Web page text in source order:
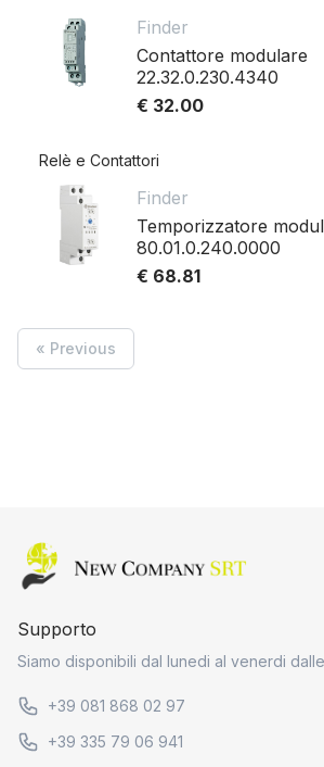
Finder
Contattore modulare
22.32.0.230.4340
€ 32.00
Relè e Contattori
Finder
Temporizzatore
80.01.0.240.0000
€ 68.81
« Previous
Home page
Supporto
Siamo disponibili dal lunedi al venerdi
+39 081 868 02 97
+39 335 79 06 941